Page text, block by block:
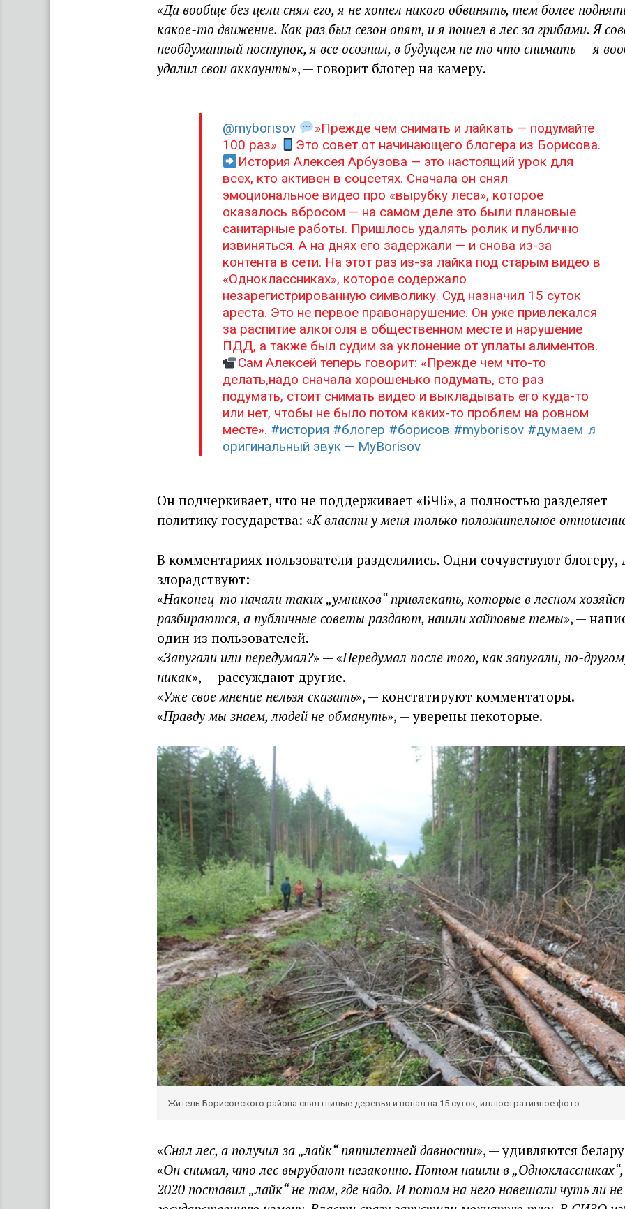
«Да вообще без цели снял его, я не хотел никого обвинять, тем более
какое-то движение. Как раз был сезон опят, и я пошел в лес за грибами. Я
необдуманный поступок, я все осознал, в будущем не то что снимать — я
удалил свои аккаунты», — говорит блогер на камеру.
@myborisov
»Прежде чем снимать и лайкать — подумайте
100 раз»
Это совет от начинающего блогера из Борисова.
История Алексея Арбузова — это настоящий урок для
всех, кто активен в соцсетях. Сначала он снял
эмоциональное видео про «вырубку леса», которое
оказалось вбросом — на самом деле это были плановые
санитарные работы. Пришлось удалять ролик и публично
извиняться. А на днях его задержали — и снова из-за
контента в сети. На этот раз из-за лайка под старым видео в
«Одноклассниках», которое содержало
незарегистрированную символику. Суд назначил 15 суток
ареста. Это не первое правонарушение. Он уже привлекался
за распитие алкоголя в общественном месте и нарушение
ПДД, а также был судим за уклонение от уплаты алиментов.
Сам Алексей теперь говорит: «Прежде чем что-то
делать,надо сначала хорошенько подумать, сто раз
подумать, стоит снимать видео и выкладывать его куда-то
или нет, чтобы не было потом каких-то проблем на ровном
месте». #история #блогер #борисов #myborisov #думаем ♬
оригинальный звук — MyBorisov
Он подчеркивает, что не поддерживает «БЧБ», а полностью разделяет
политику государства: «К власти у меня только положительное
В комментариях пользователи разделились. Одни сочувствуют блогеру,
злорадствуют:
«Наконец-то начали таких „умников“ привлекать, которые в лесном
разбираются, а публичные советы раздают, нашли хайповые темы», —
один из пользователей.
«Запугали или передумал?» — «Передумал после того, как запугали, по-
никак», — рассуждают другие.
«Уже свое мнение нельзя сказать», — констатируют комментаторы.
«Правду мы знаем, людей не обмануть», — уверены некоторые.
Житель Борисовского района снял гнилые деревья и попал на 15 суток, иллюстративное фото
«Снял лес, а получил за „лайк“ пятилетней давности», — удивляются
«Он снимал, что лес вырубают незаконно. Потом нашли в
2020 поставил „лайк“ не там, где надо. И потом на него навешали чуть ли не